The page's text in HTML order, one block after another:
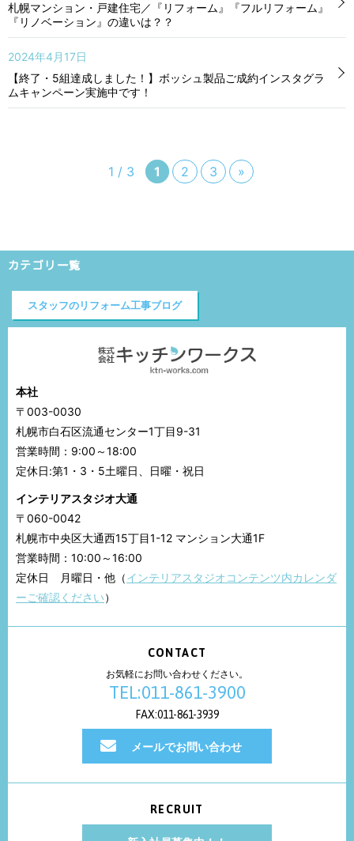
札幌マンション・戸建住宅／『リフォーム』『フルリフォーム』
『リノベーション』の違いは？？
2024年4月17日
【終了・5組達成しました！】ボッシュ製品ご成約インスタグラ
ムキャンペーン実施中です！
1 / 3 1 2 3 »
カテゴリ一覧
スタッフのリフォーム工事ブログ
本社
〒003-0030
札幌市白石区流通センター1丁目9-31
営業時間：9:00～18:00
定休日:第1・3・5土曜日、日曜・祝日
インテリアスタジオ大通
〒060-0042
札幌市中央区大通西15丁目1-12 マンション大通1F
営業時間：10:00～16:00
定休日 月曜日・他（インテリアスタジオコンテンツ内カレンダ
ーご確認ください）
CONTACT
お気軽にお問い合わせください。
TEL:011-861-3900
FAX:011-861-3939
メールでお問い合わせ
RECRUIT